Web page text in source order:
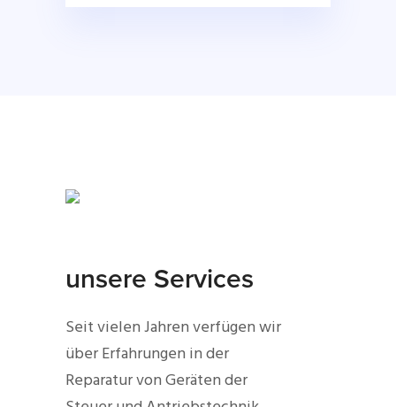
unsere Services
Seit vielen Jahren verfügen wir
über Erfahrungen in der
Reparatur von Geräten der